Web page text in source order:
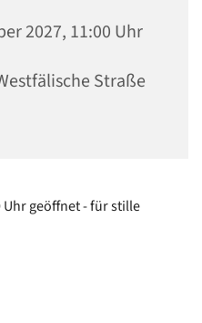
2027, 11:00 Uhr
Straße
Uhr geöffnet - für stille